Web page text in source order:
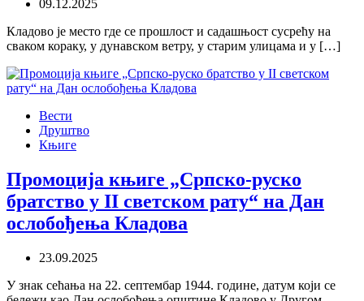
09.12.2025
Кладово је место где се прошлост и садашњост сусрећу на
сваком кораку, у дунавском ветру, у старим улицама и у […]
Вести
Друштво
Књиге
Промоција књиге „Српско-руско
братство у II светском рату“ на Дан
ослобођења Кладова
23.09.2025
У знак сећања на 22. септембар 1944. године, датум који се